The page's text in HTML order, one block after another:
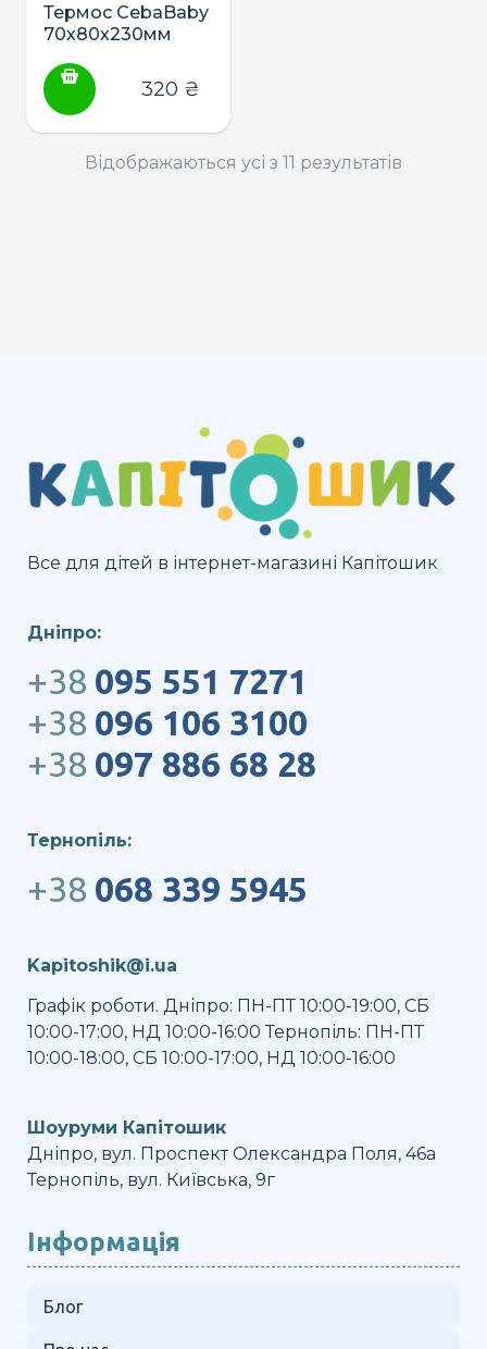
Термос CebaBaby
70х80х230мм
320 ₴
Відображаються усі з 11 результатів
Все для дітей в інтернет-магазині Капітошик
Дніпро:
+38 095 551 7271
+38 096 106 3100
+38 097 886 68 28
Тернопіль:
+38 068 339 5945
Kapitoshik@i.ua
Графік роботи. Дніпро: ПН-ПТ 10:00-19:00, СБ
10:00-17:00, НД 10:00-16:00 Тернопіль: ПН-ПТ
10:00-18:00, СБ 10:00-17:00, НД 10:00-16:00
Шоуруми Капітошик
Дніпро, вул. Проспект Олександра Поля, 46а
Тернопіль, вул. Київська, 9г
Інформація
Блог